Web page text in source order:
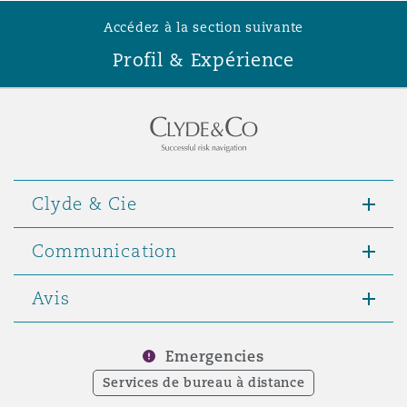
Accédez à la section suivante
Profil & Expérience
Clyde & Cie
Communication
Avis
Emergencies
Services de bureau à distance